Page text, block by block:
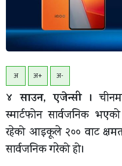
अ अ+ अ-
४ साउन, एजेन्सी ।
स्मार्टफोन सार्वजनिक
रहेको आइकूले २०० वाट
सार्वजनिक गरेको हो।